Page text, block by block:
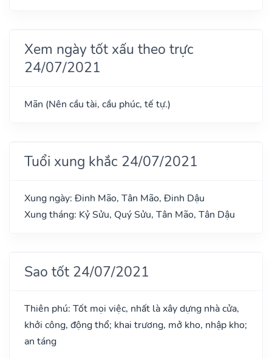
Xem ngày tốt xấu theo trực
24/07/2021
Mãn (Nên cầu tài, cầu phúc, tế tự.)
Tuổi xung khắc 24/07/2021
Xung ngày: Đinh Mão, Tân Mão, Đinh Dậu
Xung tháng: Kỷ Sửu, Quý Sửu, Tân Mão, Tân Dậu
Sao tốt 24/07/2021
Thiên phú: Tốt mọi việc, nhất là xây dựng nhà cửa,
khởi công, động thổ; khai trương, mở kho, nhập kho;
an táng